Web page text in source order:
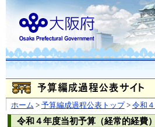
ホーム > 予算編成過程公表トップ> 令和
令和４年度当初予算（経常的経